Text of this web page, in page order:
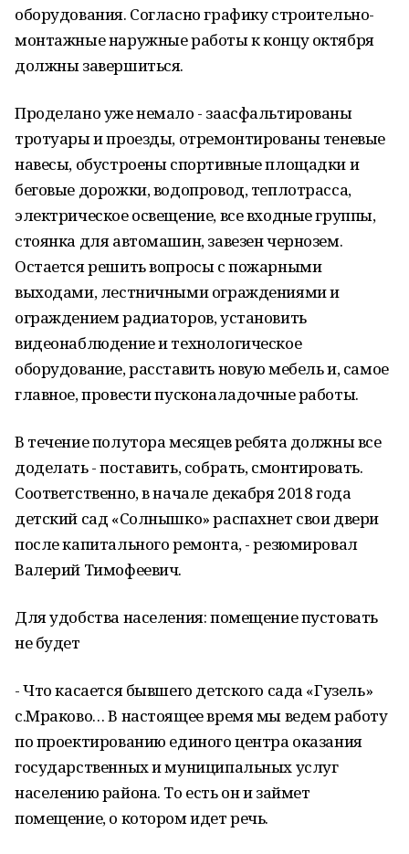
оборудования. Согласно графику строительно-
монтажные наружные работы к концу октября
должны завершиться.
Проделано уже немало - заасфальтированы
тротуары и проезды, отремонтированы теневые
навесы, обустроены спортивные площадки и
беговые дорожки, водопровод, теплотрасса,
электрическое освещение, все входные группы,
стоянка для автомашин, завезен чернозем.
Остается решить вопросы с пожарными
выходами, лестничными ограждениями и
ограждением радиаторов, установить
видеонаблюдение и технологическое
оборудование, расставить новую мебель и, самое
главное, провести пусконаладочные работы.
В течение полутора месяцев ребята должны все
доделать - поставить, собрать, смонтировать.
Соответственно, в начале декабря 2018 года
детский сад «Солнышко» распахнет свои двери
после капитального ремонта, - резюмировал
Валерий Тимофеевич.
Для удобства населения: помещение пустовать
не будет
- Что касается бывшего детского сада «Гузель»
с.Мраково… В настоящее время мы ведем работу
по проектированию единого центра оказания
государственных и муниципальных услуг
населению района. То есть он и займет
помещение, о котором идет речь.